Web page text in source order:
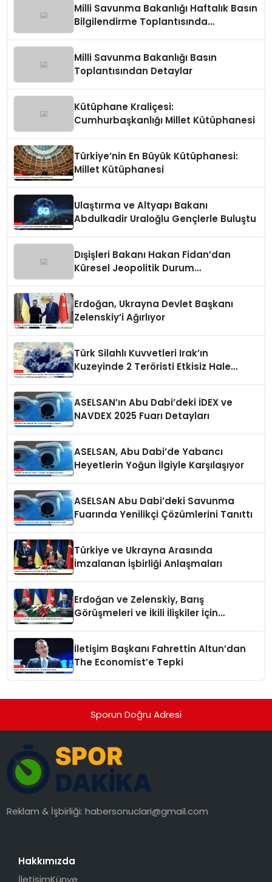
Milli Savunma Bakanlığı Haftalık Basın
Bilgilendirme Toplantısında
Milli Savunma Bakanlığı Basın
Toplantısından Detaylar
Kütüphane Kraliçesi:
Cumhurbaşkanlığı Millet Kütüphanesi
Türkiye’nin En Büyük Kütüphanesi:
Millet Kütüphanesi
Ulaştırma ve Altyapı Bakanı
Abdulkadir Uraloğlu Gençlerle Buluştu
Dışişleri Bakanı Hakan Fidan’dan
Küresel Jeopolitik Durum
Erdoğan, Ukrayna Devlet Başkanı
Zelenskiy’i Ağırlıyor
Türk Silahlı Kuvvetleri Irak’ın
Kuzeyinde 2 Teröristi Etkisiz Hale
ASELSAN’ın Abu Dabi’deki İDEX ve
NAVDEX 2025 Fuarı Detayları
ASELSAN, Abu Dabi’de Yabancı
Heyetlerin Yoğun İlgiyle Karşılaşıyor
ASELSAN Abu Dabi’deki Savunma
Fuarında Yenilikçi Çözümlerini Tanıttı
Türkiye ve Ukrayna Arasında
İmzalanan İşbirliği Anlaşmaları
Erdoğan ve Zelenskiy, Barış
Görüşmeleri ve İkili İlişkiler İçin
İletişim Başkanı Fahrettin Altun’dan
The Economist’e Tepki
Sporun Doğru Adresi
Reklam & İşbirliği:habersonuclari@gmail.com
Hakkımızda
İletişimKünye